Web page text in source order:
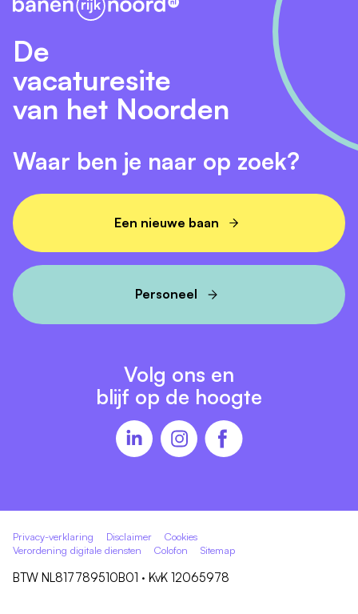
De
vacaturesite
van het Noorden
Waar ben je naar op zoek?
Een nieuwe baan
Personeel
Volg ons en
blijf op de hoogte
Privacy-verklaring Disclaimer
Cookies
Verordening digitale diensten
Colofon Sitemap
BTW NL817789510B01 · KvK 12065978